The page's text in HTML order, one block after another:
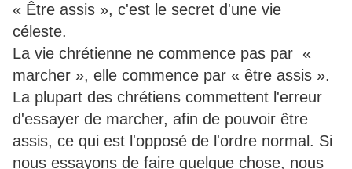
« Être assis », c'est le secret d'une vie
céleste.
La vie chrétienne ne commence pas par «
marcher », elle commence par « être assis ».
La plupart des chrétiens commettent l'erreur
d'essayer de marcher, afin de pouvoir être
assis, ce qui est l'opposé de l'ordre normal. Si
nous essayons de faire quelque chose, nous